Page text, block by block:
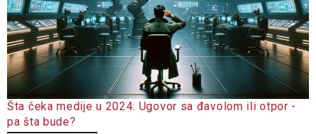
Šta čeka medije u 2024: Ugovor sa đavolom ili otpor -
pa šta bude?